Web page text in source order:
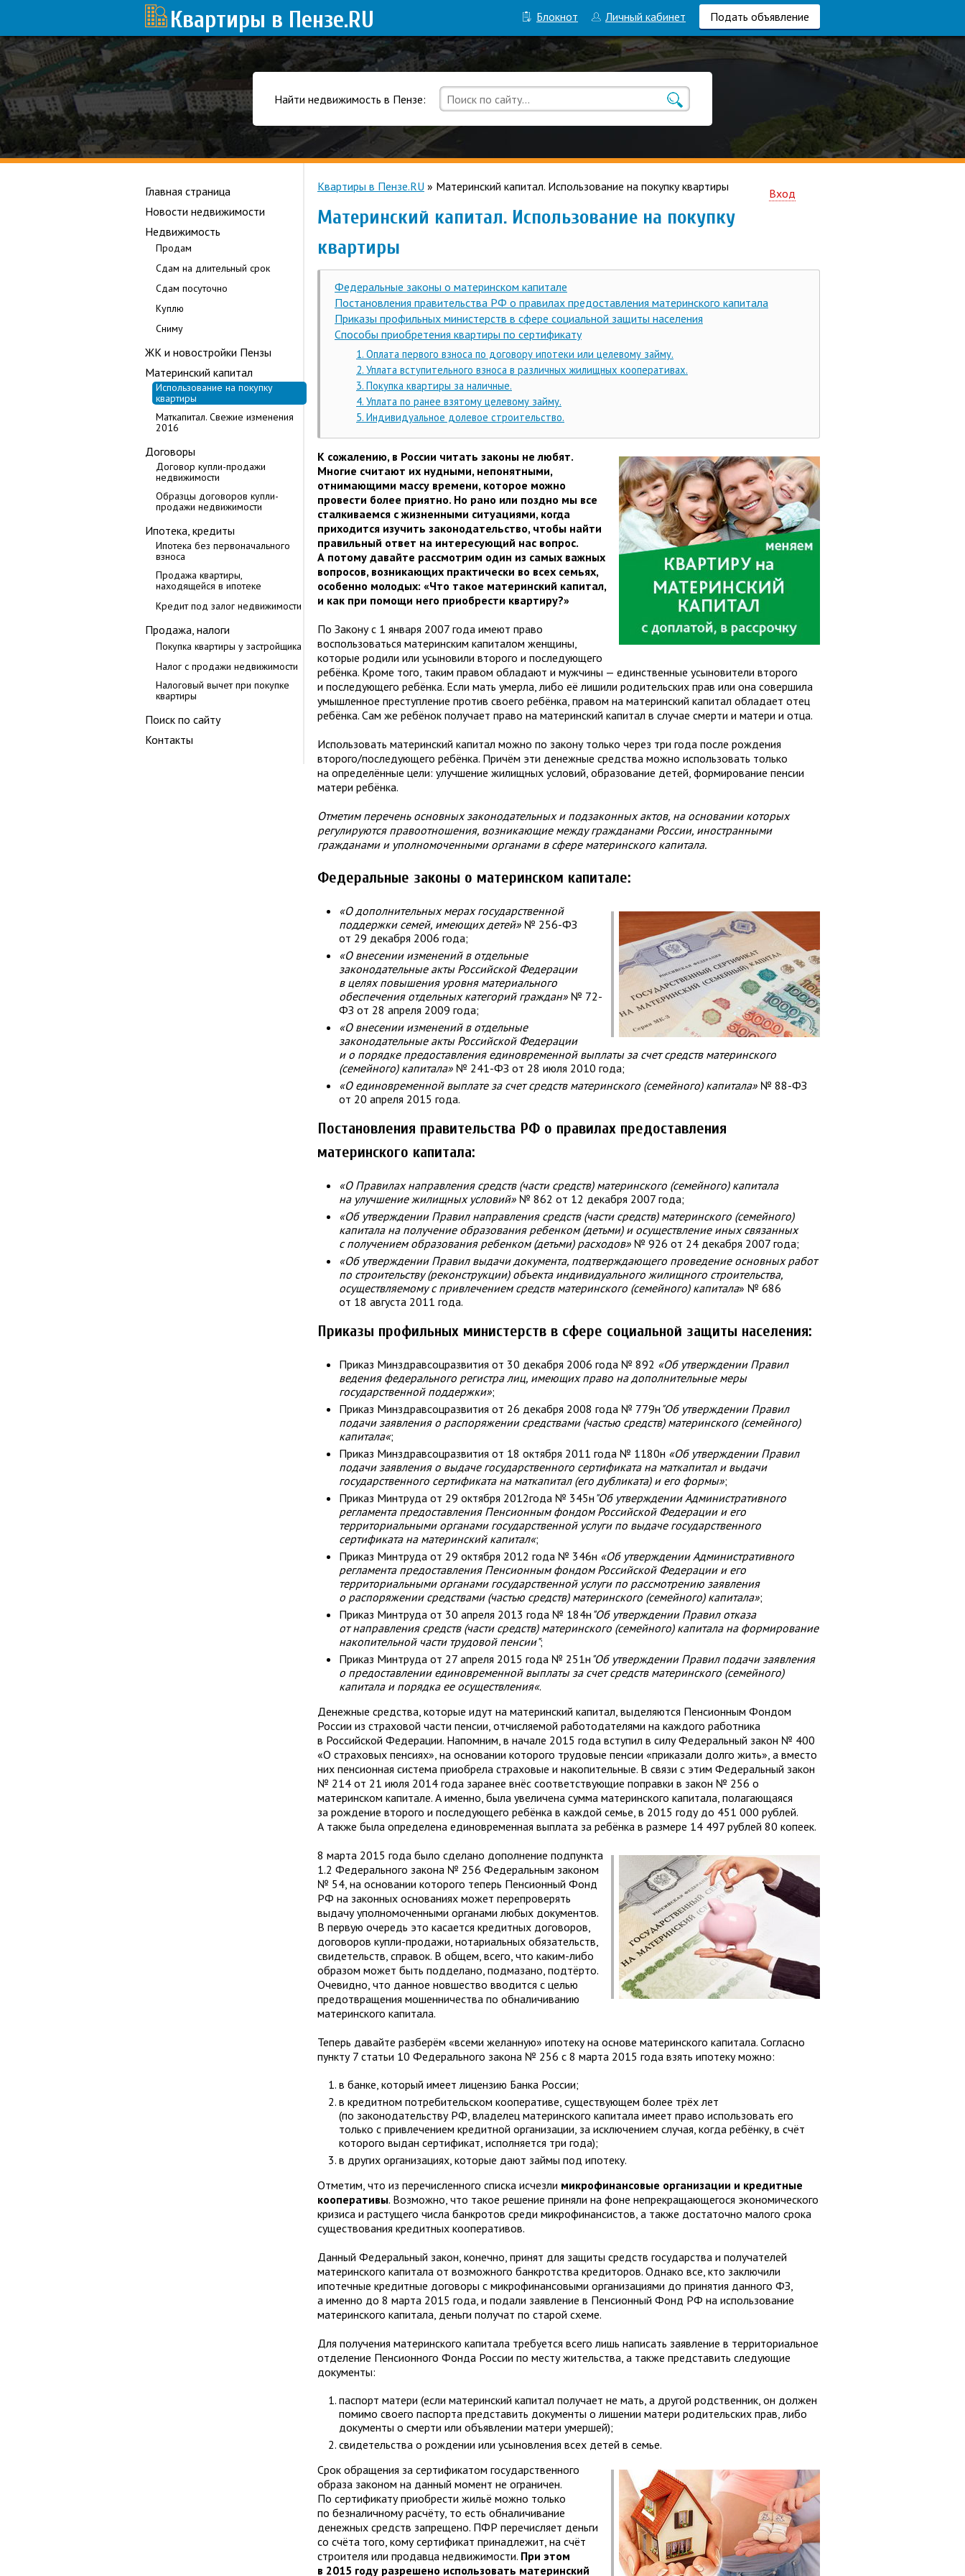
Квартиры в Пензе.RU Блокнот Личный кабинет Подать объявление
Найти недвижимость в Пензе:
Главная страница
Новости недвижимости
Недвижимость
Продам
Сдам на длительный срок
Сдам посуточно
Куплю
Сниму
ЖК и новостройки Пензы
Материнский капитал
Использование на покупку
квартиры
Маткапитал. Свежие изменения
2016
Договоры
Договор купли-продажи
недвижимости
Образцы договоров купли-
продажи недвижимости
Ипотека, кредиты
Ипотека без первоначального
взноса
Продажа квартиры,
находящейся в ипотеке
Кредит под залог недвижимости
Продажа, налоги
Покупка квартиры у застройщика
Налог с продажи недвижимости
Налоговый вычет при покупке
квартиры
Поиск по сайту
Контакты
Квартиры в Пензе.RU » Материнский капитал. Использование на покупку квартиры Вход
Материнский капитал. Использование на покупку
квартиры
Федеральные законы о материнском капитале
Постановления правительства РФ о правилах предоставления материнского капитала
Приказы профильных министерств в сфере социальной защиты населения
Cпособы приобретения квартиры по сертификату
1. Оплата первого взноса по договору ипотеки или целевому займу.
2. Уплата вступительного взноса в различных жилищных кооперативах.
3. Покупка квартиры за наличные.
4. Уплата по ранее взятому целевому займу.
5. Индивидуальное долевое строительство.
К сожалению, в России читать законы не любят.
Многие считают их нудными, непонятными,
отнимающими массу времени, которое можно
провести более приятно. Но рано или поздно мы все
сталкиваемся с жизненными ситуациями, когда
приходится изучить законодательство, чтобы найти
правильный ответ на интересующий нас вопрос.
А потому давайте рассмотрим один из самых важных
вопросов, возникающих практически во всех семьях,
особенно молодых: «Что такое материнский капитал,
и как при помощи него приобрести квартиру?»
По Закону с 1 января 2007 года имеют право
воспользоваться материнским капиталом женщины,
которые родили или усыновили второго и последующего
ребёнка. Кроме того, таким правом обладают и мужчины — единственные усыновители второго
и последующего ребёнка. Если мать умерла, либо её лишили родительских прав или она совершила
умышленное преступление против своего ребёнка, правом на материнский капитал обладает отец
ребёнка. Сам же ребёнок получает право на материнский капитал в случае смерти и матери и отца.
Использовать материнский капитал можно по закону только через три года после рождения
второго/последующего ребёнка. Причём эти денежные средства можно использовать только
на определённые цели: улучшение жилищных условий, образование детей, формирование пенсии
матери ребёнка.
Отметим перечень основных законодательных и подзаконных актов, на основании которых
регулируются правоотношения, возникающие между гражданами России, иностранными
гражданами и уполномоченными органами в сфере материнского капитала.
Федеральные законы о материнском капитале:
«О дополнительных мерах государственной
поддержки семей, имеющих детей» № 256-ФЗ
от 29 декабря 2006 года;
«О внесении изменений в отдельные
законодательные акты Российской Федерации
в целях повышения уровня материального
обеспечения отдельных категорий граждан» № 72-
ФЗ от 28 апреля 2009 года;
«О внесении изменений в отдельные
законодательные акты Российской Федерации
и о порядке предоставления единовременной выплаты за счет средств материнского
(семейного) капитала» № 241-ФЗ от 28 июля 2010 года;
«О единовременной выплате за счет средств материнского (семейного) капитала» № 88-ФЗ
от 20 апреля 2015 года.
Постановления правительства РФ о правилах предоставления
материнского капитала:
«О Правилах направления средств (части средств) материнского (семейного) капитала
на улучшение жилищных условий» № 862 от 12 декабря 2007 года;
«Об утверждении Правил направления средств (части средств) материнского (семейного)
капитала на получение образования ребенком (детьми) и осуществление иных связанных
с получением образования ребенком (детьми) расходов» № 926 от 24 декабря 2007 года;
«Об утверждении Правил выдачи документа, подтверждающего проведение основных работ
по строительству (реконструкции) объекта индивидуального жилищного строительства,
осуществляемому с привлечением средств материнского (семейного) капитала» № 686
от 18 августа 2011 года.
Приказы профильных министерств в сфере социальной защиты населения:
Приказ Минздравсоцразвития от 30 декабря 2006 года № 892 «Об утверждении Правил
ведения федерального регистра лиц, имеющих право на дополнительные меры
государственной поддержки»;
Приказ Минздравсоцразвития от 26 декабря 2008 года № 779н "Об утверждении Правил
подачи заявления о распоряжении средствами (частью средств) материнского (семейного)
капитала«;
Приказ Минздравсоцразвития от 18 октября 2011 года № 1180н «Об утверждении Правил
подачи заявления о выдаче государственного сертификата на маткапитал и выдачи
государственного сертификата на маткапитал (его дубликата) и его формы»;
Приказ Минтруда от 29 октября 2012года № 345н "Об утверждении Административного
регламента предоставления Пенсионным фондом Российской Федерации и его
территориальными органами государственной услуги по выдаче государственного
сертификата на материнский капитал«;
Приказ Минтруда от 29 октября 2012 года № 346н «Об утверждении Административного
регламента предоставления Пенсионным фондом Российской Федерации и его
территориальными органами государственной услуги по рассмотрению заявления
о распоряжении средствами (частью средств) материнского (семейного) капитала»;
Приказ Минтруда от 30 апреля 2013 года № 184н "Об утверждении Правил отказа
от направления средств (части средств) материнского (семейного) капитала на формирование
накопительной части трудовой пенсии";
Приказ Минтруда от 27 апреля 2015 года № 251н "Об утверждении Правил подачи заявления
о предоставлении единовременной выплаты за счет средств материнского (семейного)
капитала и порядка ее осуществления«.
Денежные средства, которые идут на материнский капитал, выделяются Пенсионным Фондом
России из страховой части пенсии, отчисляемой работодателями на каждого работника
в Российской Федерации. Напомним, в начале 2015 года вступил в силу Федеральный закон № 400
«О страховых пенсиях», на основании которого трудовые пенсии «приказали долго жить», а вместо
них пенсионная система приобрела страховые и накопительные. В связи с этим Федеральный закон
№ 214 от 21 июля 2014 года заранее внёс соответствующие поправки в закон № 256 о
материнском капитале. А именно, была увеличена сумма материнского капитала, полагающаяся
за рождение второго и последующего ребёнка в каждой семье, в 2015 году до 451 000 рублей.
А также была определена единовременная выплата за ребёнка в размере 14 497 рублей 80 копеек.
8 марта 2015 года было сделано дополнение подпункта
1.2 Федерального закона № 256 Федеральным законом
№ 54, на основании которого теперь Пенсионный Фонд
РФ на законных основаниях может перепроверять
выдачу уполномоченными органами любых документов.
В первую очередь это касается кредитных договоров,
договоров купли-продажи, нотариальных обязательств,
свидетельств, справок. В общем, всего, что каким-либо
образом может быть подделано, подмазано, подтёрто.
Очевидно, что данное новшество вводится с целью
предотвращения мошенничества по обналичиванию
материнского капитала.
Теперь давайте разберём «всеми желанную» ипотеку на основе материнского капитала. Согласно
пункту 7 статьи 10 Федерального закона № 256 с 8 марта 2015 года взять ипотеку можно:
в банке, который имеет лицензию Банка России;
в кредитном потребительском кооперативе, существующем более трёх лет
(по законодательству РФ, владелец материнского капитала имеет право использовать его
только с привлечением кредитной организации, за исключением случая, когда ребёнку, в счёт
которого выдан сертификат, исполняется три года);
в других организациях, которые дают займы под ипотеку.
Отметим, что из перечисленного списка исчезли микрофинансовые организации и кредитные
кооперативы. Возможно, что такое решение приняли на фоне непрекращающегося экономического
кризиса и растущего числа банкротов среди микрофинансистов, а также достаточно малого срока
существования кредитных кооперативов.
Данный Федеральный закон, конечно, принят для защиты средств государства и получателей
материнского капитала от возможного банкротства кредиторов. Однако все, кто заключили
ипотечные кредитные договоры с микрофинансовыми организациями до принятия данного ФЗ,
а именно до 8 марта 2015 года, и подали заявление в Пенсионный Фонд РФ на использование
материнского капитала, деньги получат по старой схеме.
Для получения материнского капитала требуется всего лишь написать заявление в территориальное
отделение Пенсионного Фонда России по месту жительства, а также представить следующие
документы:
паспорт матери (если материнский капитал получает не мать, а другой родственник, он должен
помимо своего паспорта представить документы о лишении матери родительских прав, либо
документы о смерти или объявлении матери умершей);
свидетельства о рождении или усыновления всех детей в семье.
Срок обращения за сертификатом государственного
образа законом на данный момент не ограничен.
По сертификату приобрести жильё можно только
по безналичному расчёту, то есть обналичивание
денежных средств запрещено. ПФР перечисляет деньги
со счёта того, кому сертификат принадлежит, на счёт
строителя или продавца недвижимости. При этом
в 2015 году разрешено использовать материнский